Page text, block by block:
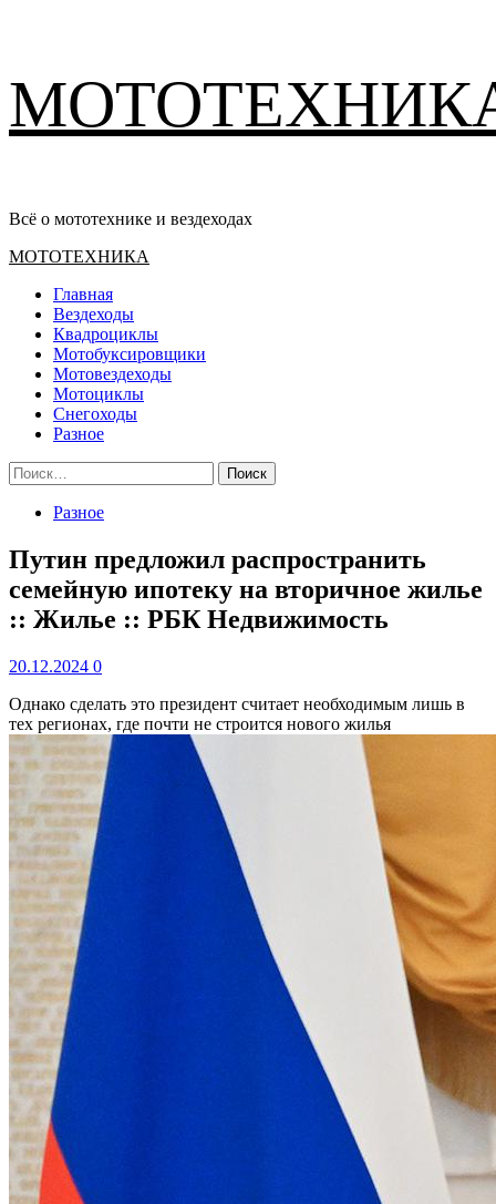
содержимому
Всё о мототехнике и вездеходах
Основное
МОТОТЕХНИКА
Главная
Вездеходы
Квадроциклы
Мотобуксировщики
Мотовездеходы
Мотоциклы
Снегоходы
Разное
Найти:
Разное
Путин предложил распространить
семейную ипотеку на вторичное жилье
:: Жилье :: РБК Недвижимость
20.12.2024 0
Однако сделать это президент считает необходимым лишь в
тех регионах, где почти не строится нового жилья